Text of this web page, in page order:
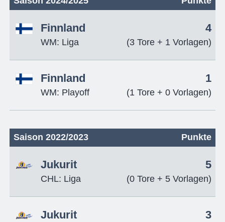
Finnland
WM: Liga
4
(3 Tore + 1 Vorlagen)
Finnland
WM: Playoff
1
(1 Tore + 0 Vorlagen)
Saison 2022/2023 Punkte
Jukurit
CHL: Liga
5
(0 Tore + 5 Vorlagen)
Jukurit 3